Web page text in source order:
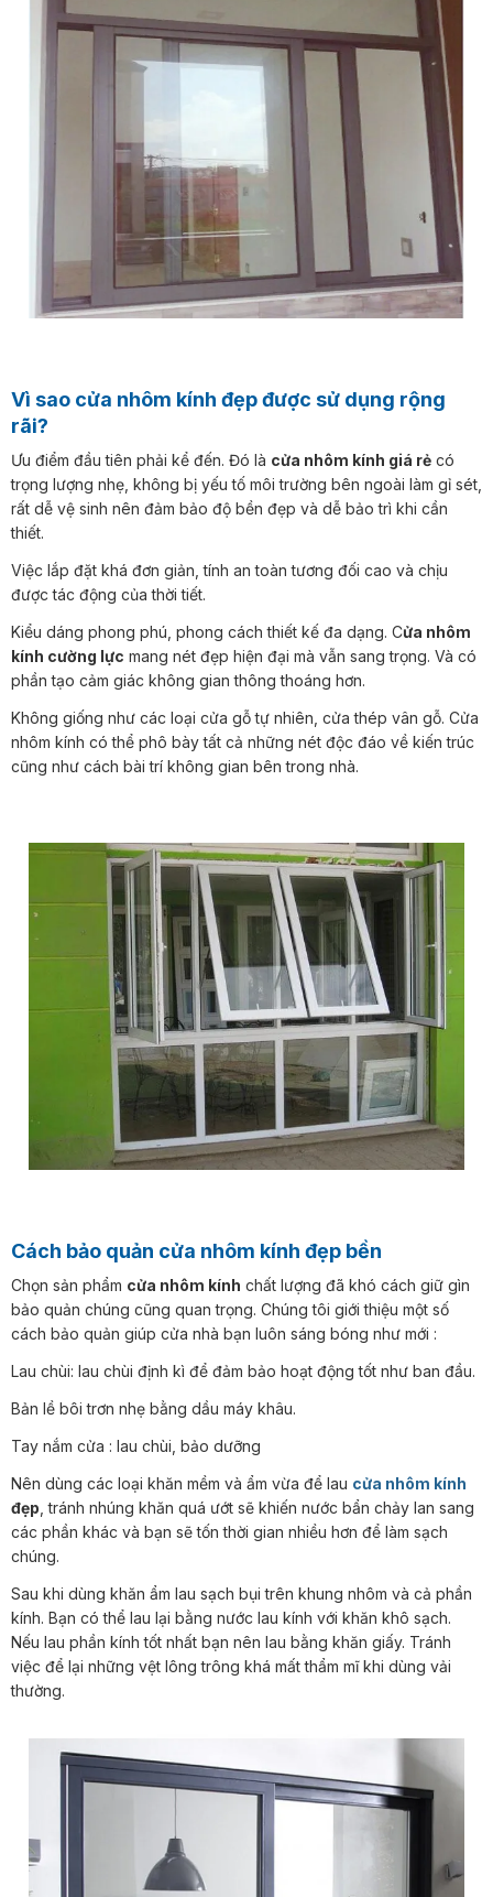
Vì sao cửa nhôm kính đẹp được sử dụng rộng
rãi?
Ưu điểm đầu tiên phải kể đến. Đó là cửa nhôm kính giá rẻ có
trọng lượng nhẹ, không bị yếu tố môi trường bên ngoài làm gỉ sét,
rất dễ vệ sinh nên đảm bảo độ bền đẹp và dễ bảo trì khi cần
thiết.
Việc lắp đặt khá đơn giản, tính an toàn tương đối cao và chịu
được tác động của thời tiết.
Kiểu dáng phong phú, phong cách thiết kế đa dạng. Cửa nhôm
kính cường lực mang nét đẹp hiện đại mà vẫn sang trọng. Và có
phần tạo cảm giác không gian thông thoáng hơn.
Không giống như các loại cửa gỗ tự nhiên, cửa thép vân gỗ. Cửa
nhôm kính có thể phô bày tất cả những nét độc đáo về kiến trúc
cũng như cách bài trí không gian bên trong nhà.
Cách bảo quản cửa nhôm kính đẹp bền
Chọn sản phẩm cửa nhôm kính chất lượng đã khó cách giữ gìn
bảo quản chúng cũng quan trọng. Chúng tôi giới thiệu một số
cách bảo quản giúp cửa nhà bạn luôn sáng bóng như mới :
Lau chùi: lau chùi định kì để đảm bảo hoạt động tốt như ban đầu.
Bản lề bôi trơn nhẹ bằng dầu máy khâu.
Tay nắm cửa : lau chùi, bảo dưỡng
Nên dùng các loại khăn mềm và ẩm vừa để lau cửa nhôm kính
đẹp , tránh nhúng khăn quá ướt sẽ khiến nước bẩn chảy lan sang
các phần khác và bạn sẽ tốn thời gian nhiều hơn để làm sạch
chúng.
Sau khi dùng khăn ẩm lau sạch bụi trên khung nhôm và cả phần
kính. Bạn có thể lau lại bằng nước lau kính với khăn khô sạch.
Nếu lau phần kính tốt nhất bạn nên lau bằng khăn giấy. Tránh
việc để lại những vệt lông trông khá mất thẩm mĩ khi dùng vải
thường.